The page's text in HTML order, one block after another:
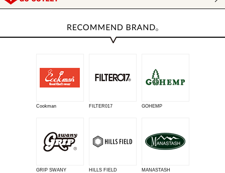
Cookman FILTER017 GOHEMP
GRIP SWANY HILLS FIELD MANASTASH